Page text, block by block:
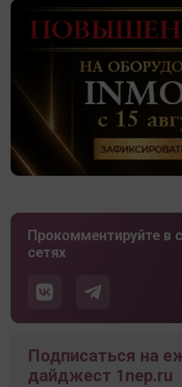
Прокомментируйте в
сетях
Подписаться на
дайджест 1nep.ru